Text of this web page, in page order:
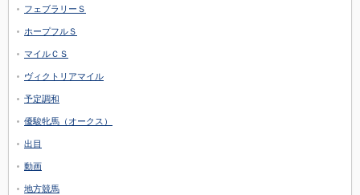
フェブラリーＳ
ホープフルＳ
マイルＣＳ
ヴィクトリアマイル
予定調和
優駿牝馬（オークス）
出目
動画
地方競馬